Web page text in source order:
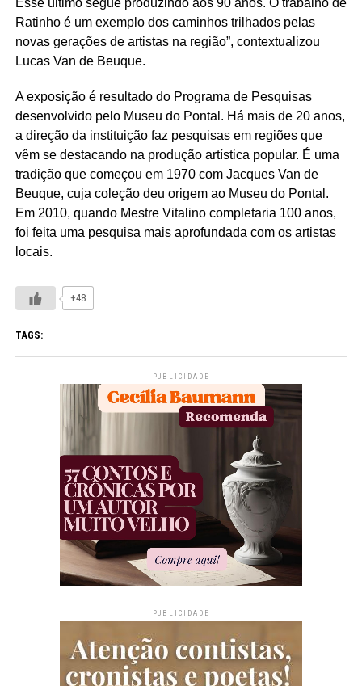
Ratinho é um exemplo dos caminhos trilhados pelas
novas gerações de artistas na região”, contextualizou
Lucas Van de Beuque.
A exposição é resultado do Programa de Pesquisas
desenvolvido pelo Museu do Pontal. Há mais de 20 anos,
a direção da instituição faz pesquisas em regiões que
vêm se destacando na produção artística popular. É uma
tradição que começou em 1970 com Jacques Van de
Beuque, cuja coleção deu origem ao Museu do Pontal.
Em 2010, quando Mestre Vitalino completaria 100 anos,
foi feita uma pesquisa mais aprofundada com os artistas
locais.
+48
TAGS:
PUBLICIDADE
PUBLICIDADE